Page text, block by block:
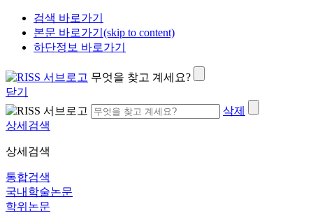
검색 바로가기
본문 바로가기(skip to content)
하단정보 바로가기
무엇을 찾고 계세요?
닫기
삭제
상세검색
상세검색
통합검색
국내학술논문
학위논문